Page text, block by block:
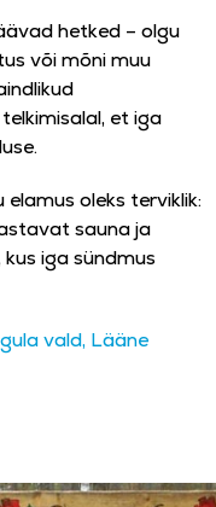
hetked – olgu
või mõni muu
et iga
oleks terviklik:
sauna ja
iga sündmus
vald, Lääne